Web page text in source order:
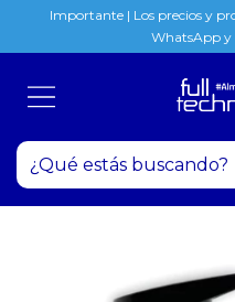
Importante | Los precios y
WhatsApp y